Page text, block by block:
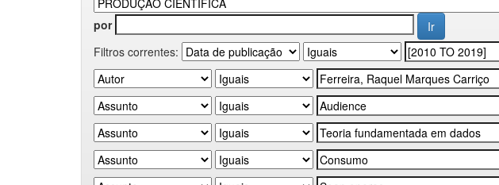
por
Filtros correntes: